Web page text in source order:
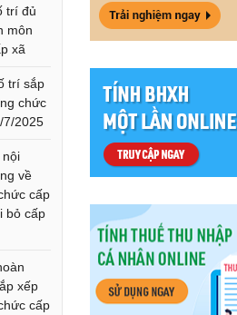
trí đủ
môn
xã
trí sắp
chức
7/2025
nội
về
cấp
bỏ cấp
xếp
cấp